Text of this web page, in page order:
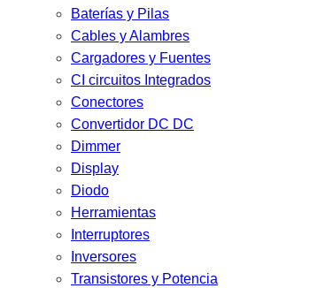
Baterías y Pilas
Cables y Alambres
Cargadores y Fuentes
CI circuitos Integrados
Conectores
Convertidor DC DC
Dimmer
Display
Diodo
Herramientas
Interruptores
Inversores
Transistores y Potencia